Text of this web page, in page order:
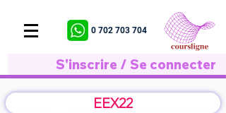
0 702 703 704
S'inscrire / Se connecter
EEX22